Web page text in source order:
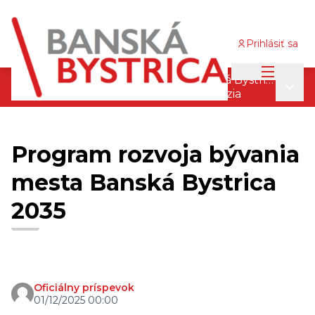
Prihlásiť sa
Program rozvoja bývania mesta Banská Bystrica 2035
Program rozvoja bývania - finálna verzia
Program rozvoja bývania
mesta Banská Bystrica
2035
Oficiálny príspevok
01/12/2025 00:00